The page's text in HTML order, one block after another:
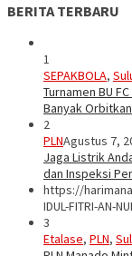
BERITA TERBARU
1
SEPAKBOLA,
Turnamen BU
Banyak
2
PLNAgustus 7,
Jaga Listrik
dan Inspeksi
https://
IDUL-FITRI-AN-
3
Etalase, PLN,